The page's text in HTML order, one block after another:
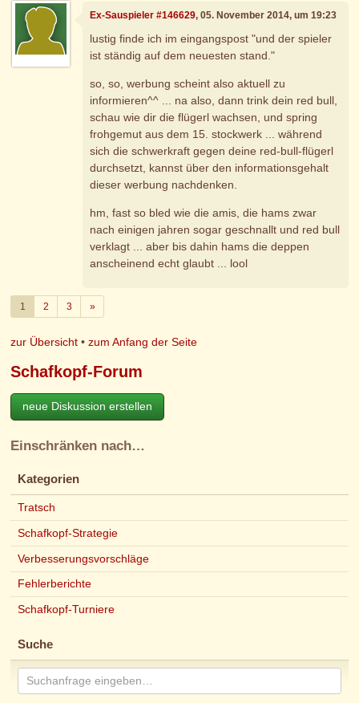
Ex-Sauspieler #146629, 05. November 2014, um 19:23
lustig finde ich im eingangspost "und der spieler
ist ständig auf dem neuesten stand."
so, so, werbung scheint also aktuell zu
informieren^^ ... na also, dann trink dein red bull,
schau wie dir die flügerl wachsen, und spring
frohgemut aus dem 15. stockwerk ... während
sich die schwerkraft gegen deine red-bull-flügerl
durchsetzt, kannst über den informationsgehalt
dieser werbung nachdenken.
hm, fast so bled wie die amis, die hams zwar
nach einigen jahren sogar geschnallt und red bull
verklagt ... aber bis dahin hams die deppen
anscheinend echt glaubt ... lool
1 2 3 »Weiter
zur Übersicht •zum Anfang der Seite
Schafkopf-Forum
neue Diskussion erstellen
Einschränken nach…
Kategorien
Tratsch
Schafkopf-Strategie
Verbesserungsvorschläge
Fehlerberichte
Schafkopf-Turniere
Suche